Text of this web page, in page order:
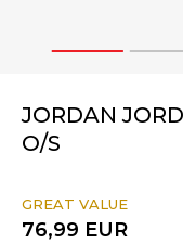
1 2
JORDAN
O/S
GREAT VALUE
76,99 EUR